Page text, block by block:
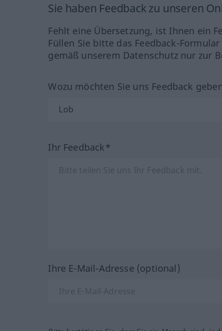
Sie haben Feedback zu unseren
Fehlt eine Übersetzung, ist Ihnen ein
Füllen Sie bitte das Feedback-
gemäß unserem Datenschutz nur zur
Wozu möchten Sie uns Feedback
Ihr Feedback*
Ihre E-Mail-Adresse (optional)